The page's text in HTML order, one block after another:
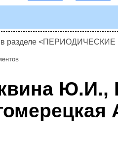
<ПЕРИОДИЧЕСКИЕ
Ю.И.,